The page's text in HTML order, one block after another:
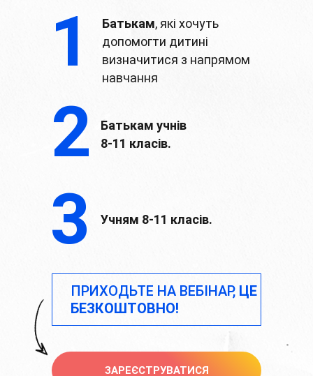
1 Батькам, які хочуть
допомогти дитині
визначитися з напрямом
навчання
2
Батькам учнів
8-11 класів.
3 Учням 8-11 класів.
ЗАРЕЄСТРУВАТИСЯ
ПРИХОДЬТЕ НА ВЕБІНАР, ЦЕ
БЕЗКОШТОВНО!